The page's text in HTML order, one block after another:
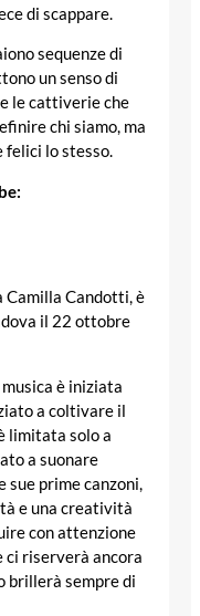
di scappare.
sequenze di
un senso di
le cattiverie che
chi siamo, ma
felici lo stesso.
Camilla Candotti, è
il 22 ottobre
è iniziata
a coltivare il
limitata solo a
a suonare
sue prime canzoni,
e una creatività
con attenzione
ci riserverà ancora
brillerà sempre di